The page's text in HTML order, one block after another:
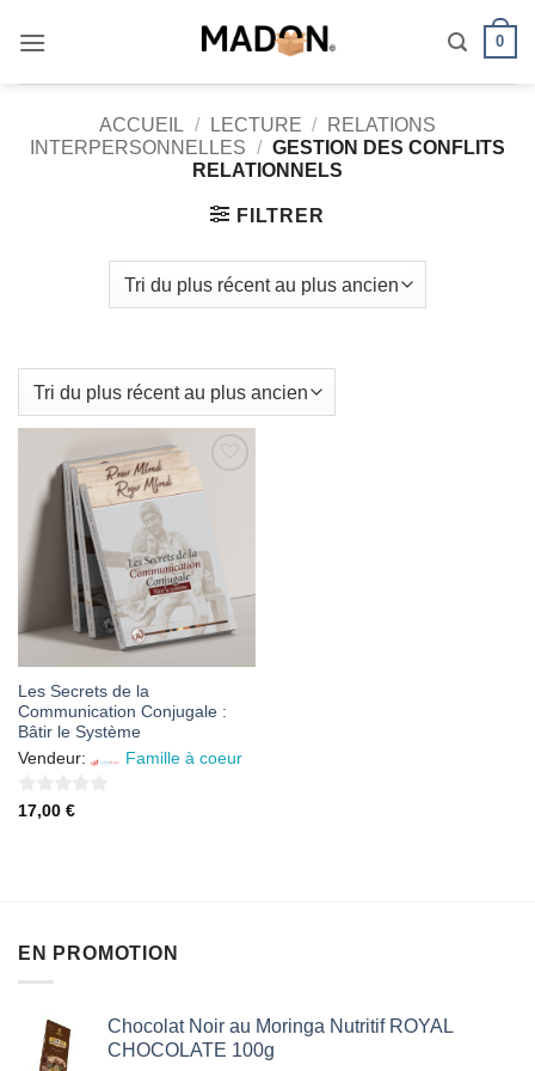
0
ACCUEIL / LECTURE /
RELATIONS
INTERPERSONNELLES / GESTION DES CONFLITS
RELATIONNELS
FILTRER
AJOUTER
FAVORIS
Les Secrets de la
Communication Conjugale :
Bâtir le Système
Vendeur:
Famille à coeur
0
17,00 €
EN PROMOTION
Chocolat Noir au Moringa Nutritif ROYAL
CHOCOLATE 100g